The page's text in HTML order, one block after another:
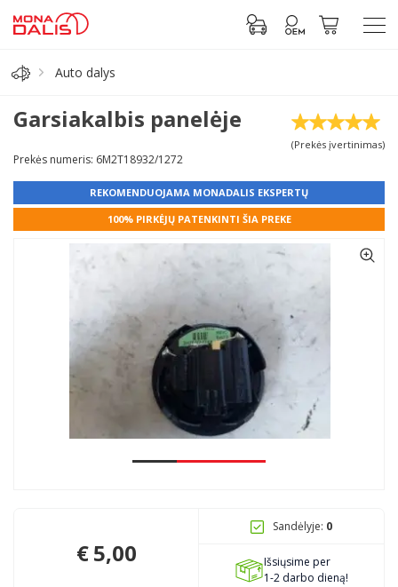
Antifrizas
Akumuliatorius
Prisijungti prie paskyros
Pagojo k., Uosių g. 124, Kelmės raj.
+370 68306302
Auto dalys
Garsiakalbis panelėje
(Prekės įvertinimas)
Prekės numeris: 6M2T18932/1272
REKOMENDUOJAMA MONADALIS EKSPERTŲ
100% PIRKĖJŲ PATENKINTI ŠIA PREKE
€5,00
Sandėlyje: 0
Išsiųsime per
1-2 darbo dieną!